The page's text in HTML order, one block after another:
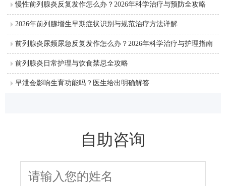
慢性前列腺炎反复发作怎么办？2026年科学治疗与预防全攻略
2026年前列腺增生早期症状识别与规范治疗方法详解
前列腺炎尿频尿急反复发作怎么办？2026年科学治疗与护理指南
前列腺炎日常护理与饮食禁忌全攻略
早泄会影响生育功能吗？医生给出明确解答
自助咨询